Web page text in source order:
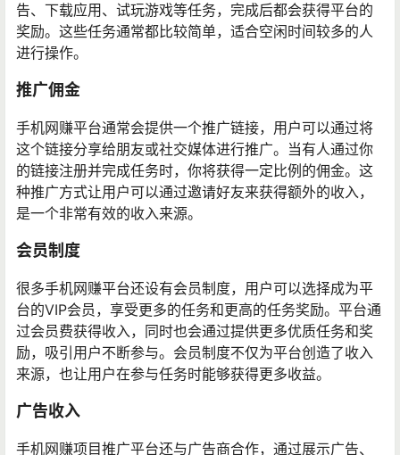
告、下载应用、试玩游戏等任务，完成后都会获得平台的
奖励。这些任务通常都比较简单，适合空闲时间较多的人
进行操作。
推广佣金
手机网赚平台通常会提供一个推广链接，用户可以通过将
这个链接分享给朋友或社交媒体进行推广。当有人通过你
的链接注册并完成任务时，你将获得一定比例的佣金。这
种推广方式让用户可以通过邀请好友来获得额外的收入，
是一个非常有效的收入来源。
会员制度
很多手机网赚平台还设有会员制度，用户可以选择成为平
台的VIP会员，享受更多的任务和更高的任务奖励。平台通
过会员费获得收入，同时也会通过提供更多优质任务和奖
励，吸引用户不断参与。会员制度不仅为平台创造了收入
来源，也让用户在参与任务时能够获得更多收益。
广告收入
手机网赚项目推广平台还与广告商合作，通过展示广告、